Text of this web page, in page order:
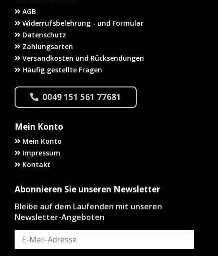
AGB
Widerrufsbelehrung - und Formular
Datenschutz
Zahlungsarten
Versandkosten und Rücksendungen
Häufig gestellte Fragen
0049 151 561 77681
Mein Konto
Mein Konto
Impressum
Kontakt
Abonnieren Sie unseren Newsletter
Bleibe auf dem Laufenden mit unseren
Newsletter-Angeboten